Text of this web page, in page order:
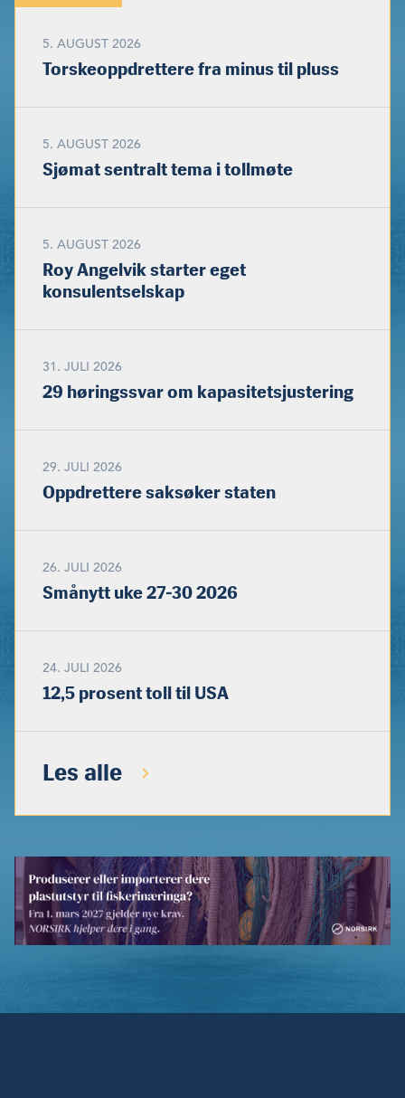
5. AUGUST 2026
Torskeoppdrettere fra minus til pluss
5. AUGUST 2026
Sjømat sentralt tema i tollmøte
5. AUGUST 2026
Roy Angelvik starter eget
konsulentselskap
31. JULI 2026
29 høringssvar om kapasitetsjustering
29. JULI 2026
Oppdrettere saksøker staten
26. JULI 2026
Smånytt uke 27-30 2026
24. JULI 2026
12,5 prosent toll til USA
Les alle